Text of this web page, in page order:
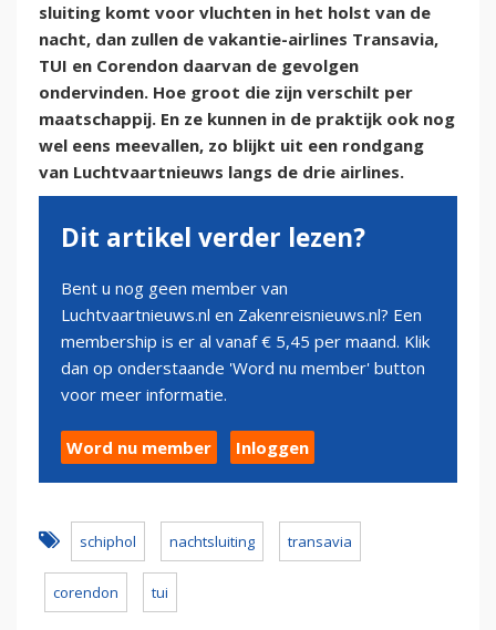
sluiting komt voor vluchten in het holst van de
nacht, dan zullen de vakantie-airlines Transavia,
TUI en Corendon daarvan de gevolgen
ondervinden. Hoe groot die zijn verschilt per
maatschappij. En ze kunnen in de praktijk ook nog
wel eens meevallen, zo blijkt uit een rondgang
van Luchtvaartnieuws langs de drie airlines.
Dit artikel verder lezen?
Bent u nog geen member van
Luchtvaartnieuws.nl en Zakenreisnieuws.nl? Een
membership is er al vanaf € 5,45 per maand. Klik
dan op onderstaande 'Word nu member' button
voor meer informatie.
Word nu member Inloggen
schiphol nachtsluiting transavia
corendon tui